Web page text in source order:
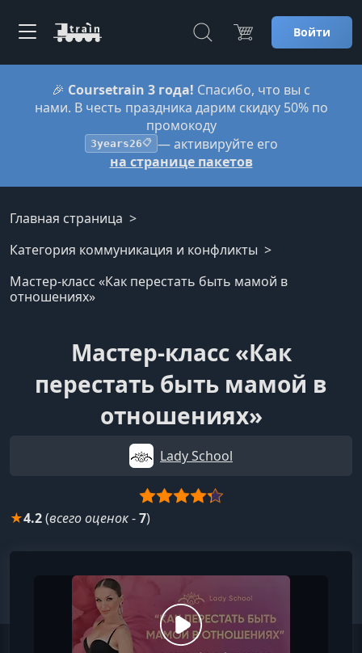
Войти
🎉 Coursetrain 3 года! Спасибо, что вы с
нами. В честь праздника дарим скидку 50% по
промокоду
3years26📋 — активируйте его
на странице пакетов
Главная страница
Категория коммуникация и конфликты
Мастер-класс «Как перестать быть мамой в
отношениях»
Мастер-класс «Как
перестать быть мамой в
отношениях»
Lady School
★4.2(всего оценок-7)